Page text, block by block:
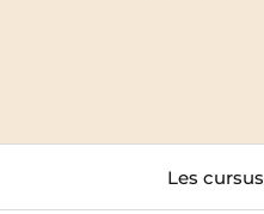
Les cursus